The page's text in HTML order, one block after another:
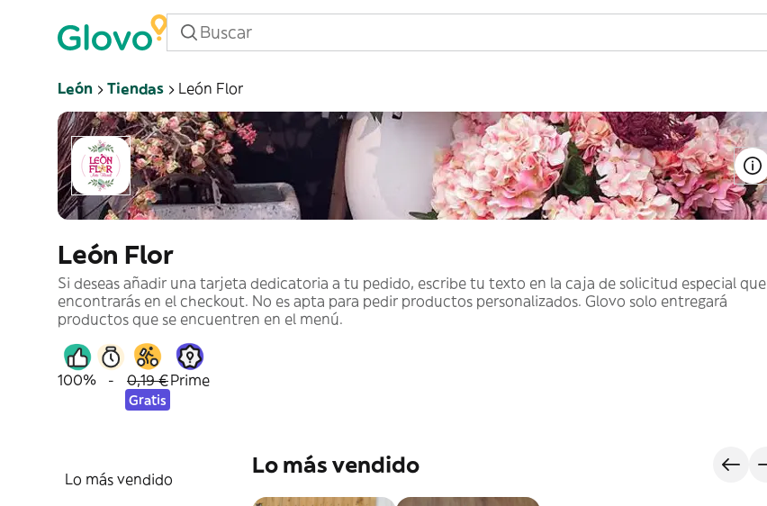
León Tiendas León Flor
León Flor
Si deseas añadir una tarjeta dedicatoria a tu pedido, escribe tu texto en la caja de solicitud especial que
encontrarás en el checkout. No es apta para pedir productos personalizados. Glovo solo entregará
productos que se encuentren en el menú.
100% - 0,19 €
Gratis
Prime
Lo más vendido
Lo más vendido